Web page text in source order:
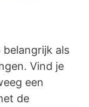
als
Vind je
een
de